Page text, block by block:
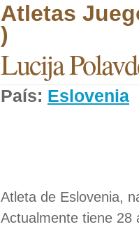
Atletas
)
Lucija
País: Eslovenia
Atleta de Eslovenia,
Actualmente tiene 28